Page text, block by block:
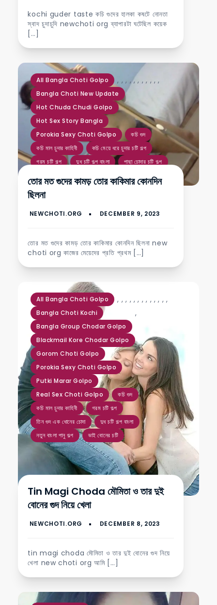
kochi guder taste কচি গুদের হালকা কষটে নোনতা
স্বাদ চুদাচুদি newchoti org ব্যাপারটা ঘটেছিল কয়েক
[…]
All Bangla Choti Golpo ,
Bangla Choti New Update
,
Hot Chuda Chudi Golpo
,
Hot Sex Story Bangla
,
Porokia Sexy Choti Golpo
,
কচি গুদ
,
কচি মাল চুদার কাহিনী
,
কচি মেয়ে ধরে চুদার চটি গল্প
,
গরম চটি গল্প
,
দুধ চটি গল্প বাংলা
,
পাছা চোদার চটি গল্প
,
তোর মত গুদের কামড় তোর কাকিমার কোনদিন
ছিলনা
তোর মত গুদের কামড় তোর কাকিমার কোনদিন ছিলনা new
choti org কাজের মেয়েদের প্রতি প্রথম […]
All Bangla Choti Golpo ,
Bangla Choti Kochi
,
Bangla Group Chodar Golpo
,
Blackmail Kore Chodar Golpo
,
Gorom Choti Golpo
,
Porokia Sexy Choti Golpo
,
Putki Marar Golpo
,
Real Sex Choti Golpo
,
কচি গুদ
,
কচি মাল চুদার কাহিনী
,
গরম চটি গল্প
,
তিন গুদ এক ধোনের চোদা
,
দুধ চটি গল্প বাংলা
,
নতুন বাংলা পানু গল্প
,
ভাই বোনের চটি
Tin Magi Choda মৌমিতা ও তার দুই
বোনের গুদ নিয়ে খেলা
tin magi choda মৌমিতা ও তার দুই বোনের গুদ নিয়ে
খেলা new choti org আমি […]